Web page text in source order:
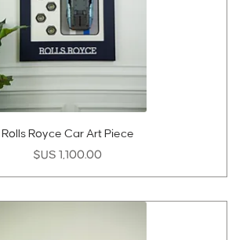
Rolls Royce Car Art Piece
السعر